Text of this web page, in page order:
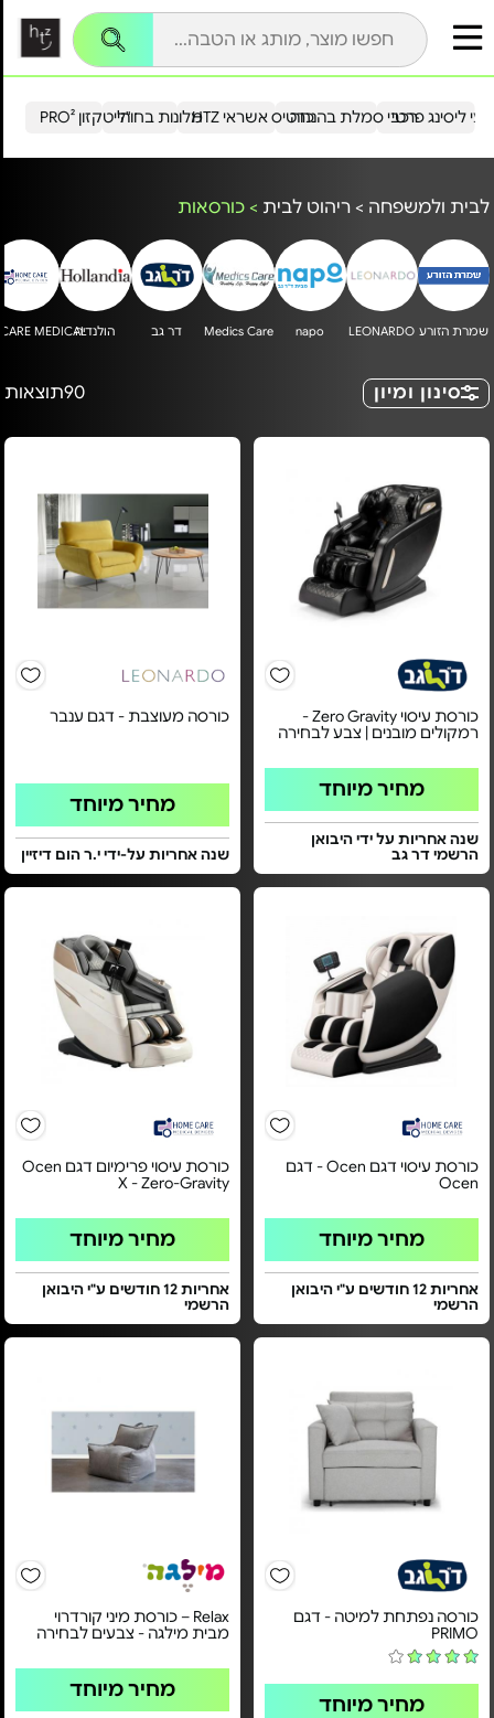
הייטקזון PRO²מלונות בחו"ל כרטיס אשראי HTZ ליסינג פרטירכבי סמלת בהנחה
לבית ולמשפחה > ריהוט לבית > כורסאות
שמרת הזורע LEONARDO
napo
Medics Care דר גב הולנדיהMEDICAL
סינון ומיון 90תוצאות
כורסת עיסוי Zero Gravity -
רמקולים מובנים | צבע לבחירה
מחיר מיוחד
שנה אחריות על ידי היבואן
הרשמי דר גב
כורסה מעוצבת - דגם ענבר
מחיר מיוחד
שנה אחריות על-ידי י.ר הום דיזיין
כורסת עיסוי דגם Ocen - דגם
Ocen
מחיר מיוחד
אחריות 12 חודשים ע"י היבואן
הרשמי
כורסת עיסוי פרימיום דגם Ocen
X - Zero-Gravity
מחיר מיוחד
אחריות 12 חודשים ע"י היבואן
הרשמי
כורסה נפתחת למיטה - דגם
PRIMO
מחיר מיוחד
Relax – כורסת מיני קורדרוי
מבית מילגה - צבעים לבחירה
מחיר מיוחד